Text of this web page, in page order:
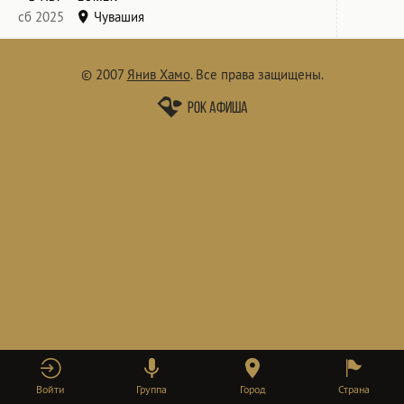
Войти Группа Город Страна
сб 2025 Чувашия
© 2007 Янив Хамо. Все права защищены.
Рок афиша